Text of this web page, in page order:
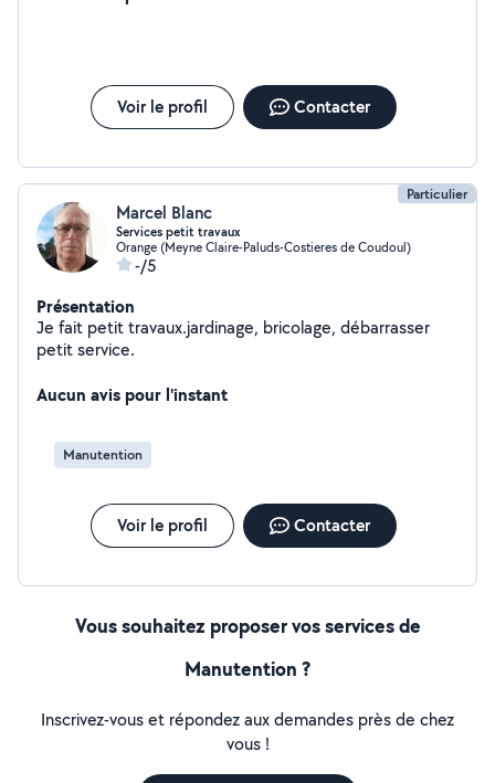
Voir le profil Contacter
Particulier
Marcel Blanc
Services petit travaux
Orange (Meyne Claire-Paluds-Costieres de Coudoul)
-/5
Présentation
Je fait petit travaux.jardinage, bricolage, débarrasser
petit service.
Aucun avis pour l'instant
Manutention
Voir le profil Contacter
Vous souhaitez proposer vos services de
Manutention ?
Inscrivez-vous et répondez aux demandes près de chez
vous !